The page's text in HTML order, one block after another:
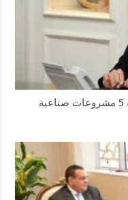
وزير الإسكان: تخصيص ٢١٠٤٥م٢ لإقامة 5 مشروعات صناعية